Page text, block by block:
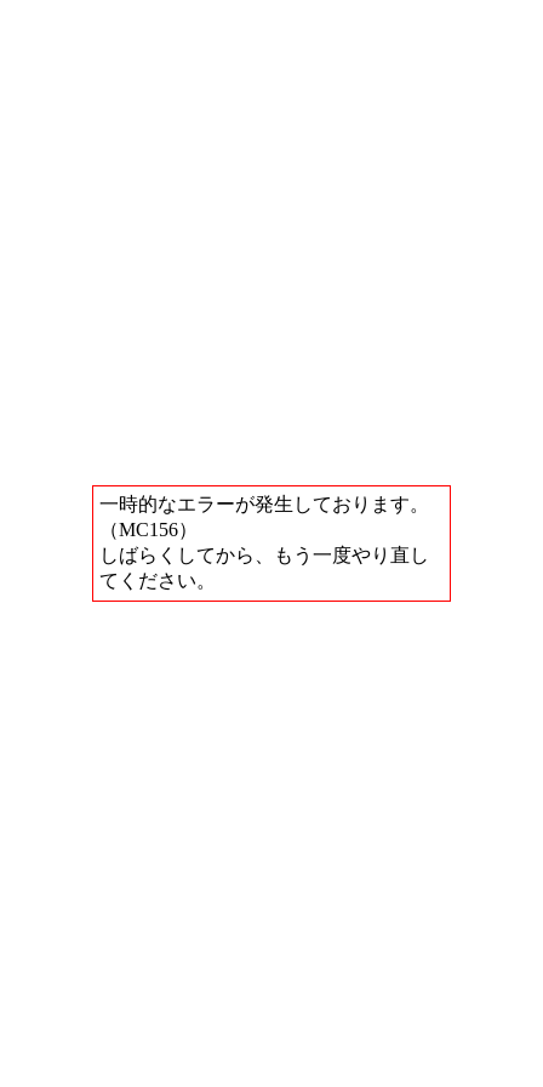
一時的なエラーが発生しております。
（MC156）
しばらくしてから、もう一度やり直し
てください。